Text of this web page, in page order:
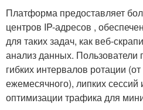
Платформа предоставляет
центров IP-адресов ,
для таких задач, как веб-
анализ данных. Пользователи
гибких интервалов ротации
ежемесячного), липких
оптимизации трафика для